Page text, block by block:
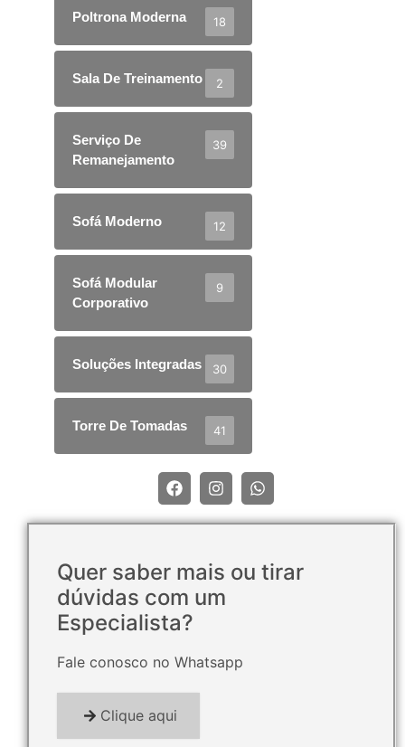
Poltrona Moderna 18
Sala De Treinamento 2
Serviço De
Remanejamento
39
Sofá Moderno 12
Sofá Modular
Corporativo
9
Soluções Integradas 30
Torre De Tomadas 41
Quer saber mais ou tirar
dúvidas com um
Especialista?
Fale conosco no Whatsapp
Clique aqui